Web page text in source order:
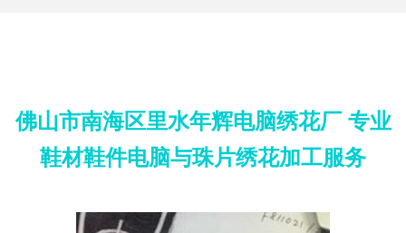
佛山市南海区里水年辉电脑绣花厂 专业
鞋材鞋件电脑与珠片绣花加工服务